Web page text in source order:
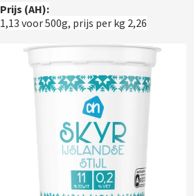
Prijs (AH):
1,13 voor 500g, prijs per kg 2,26